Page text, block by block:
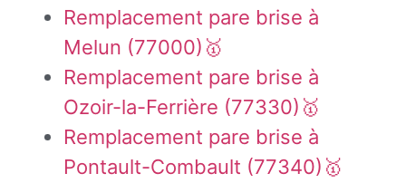
Remplacement pare brise à
Melun (77000)🥇
Remplacement pare brise à
Ozoir-la-Ferrière (77330)🥇
Remplacement pare brise à
Pontault-Combault (77340)🥇